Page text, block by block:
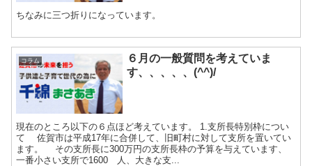
ちなみに三つ折りになっています。
コラム
６月の一般質問を考えていま
す、、、、、(^^)/
現在のところ以下の６点ほど考えています。 1.支所長特別枠につい
て 佐賀市は平成17年に合併して、旧町村に対して支所を置いてい
ます。 その支所長に300万円の支所長枠の予算を与えています、
一番小さい支所で1600 人、大きな支...